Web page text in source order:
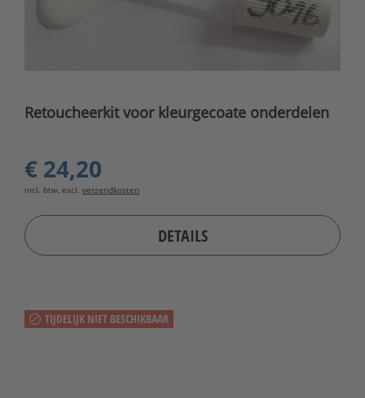
Retoucheerkit voor kleurgecoate onderdelen
€ 24,20
incl. btw, excl. verzendkosten
DETAILS
TIJDELIJK NIET BESCHIKBAAR